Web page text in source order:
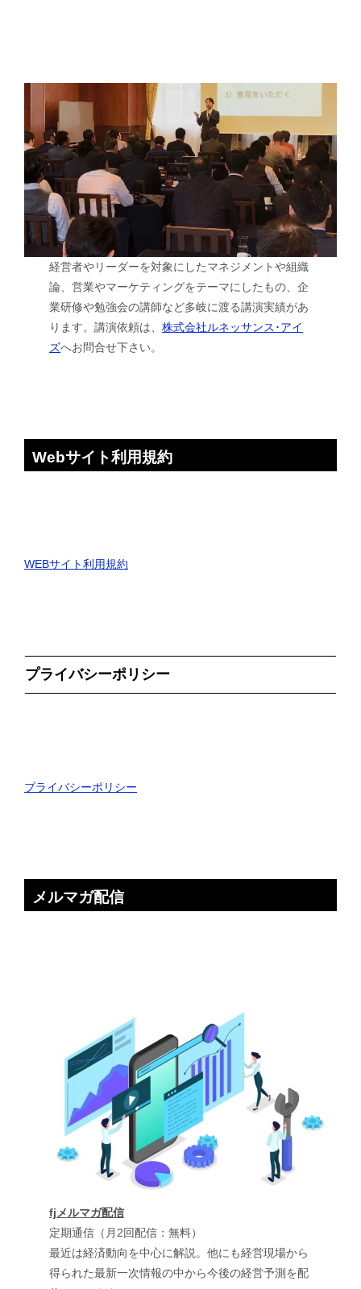
経営者やリーダーを対象にしたマネジメントや組織
論、営業やマーケティングをテーマにしたもの、企
業研修や勉強会の講師など多岐に渡る講演実績があ
ります。講演依頼は、株式会社ルネッサンス･アイ
ズへお問合せ下さい。
Webサイト利用規約
WEBサイト利用規約
プライバシーポリシー
プライバシーポリシー
メルマガ配信
fjメルマガ配信
定期通信（月2回配信：無料）
最近は経済動向を中心に解説。他にも経営現場から
得られた最新一次情報の中から今後の経営予測を配